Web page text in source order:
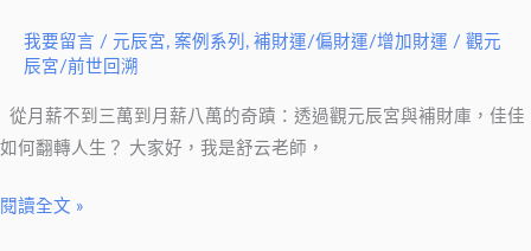
我要留言 / 元辰宮, 案例系列 , 補財運/偏財運/增加財運 / 觀元
辰宮/前世回溯
從月薪不到三萬到月薪八萬的奇蹟：透過觀元辰宮與補財庫，佳佳
如何翻轉人生？ 大家好，我是舒云老師，
萬
閱讀全文 »